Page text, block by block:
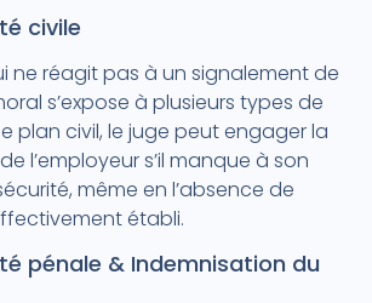
civile
ne réagit pas à un signalement de
s’expose à plusieurs types de
plan civil, le juge peut engager la
l’employeur s’il manque à son
même en l’absence de
établi.
pénale & Indemnisation du